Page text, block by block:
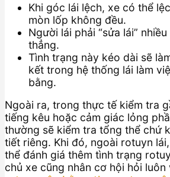
Khi góc lái lệch, xe có thể
mòn lốp không đều.
Người lái phải “sửa lái”
thẳng.
Tình trạng này kéo dài sẽ
kết trong hệ thống lái làm
bằng.
Ngoài ra, trong thực tế kiểm tra
tiếng kêu hoặc cảm giác lỏng
thường sẽ kiểm tra tổng thể chứ
tiết riêng. Khi đó, ngoài rotuyn
thể đánh giá thêm tình trạng
chủ xe cũng nhân cơ hội hỏi luôn